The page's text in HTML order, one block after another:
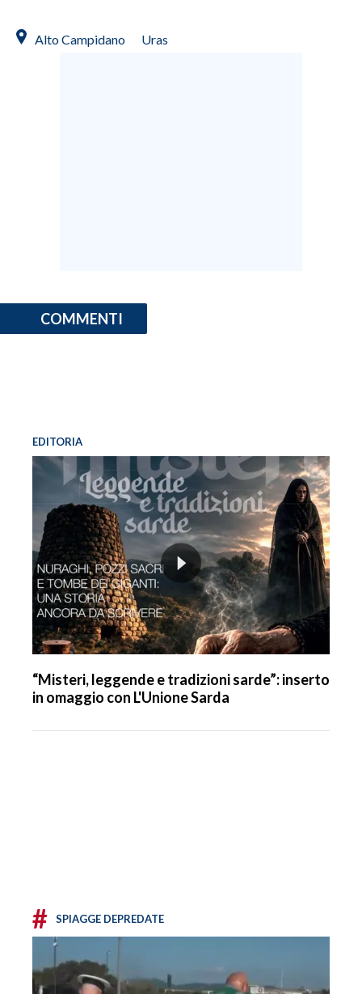
Alto Campidano Uras
COMMENTI
EDITORIA
“Misteri, leggende e tradizioni sarde”: inserto
in omaggio con L'Unione Sarda
# SPIAGGE DEPREDATE